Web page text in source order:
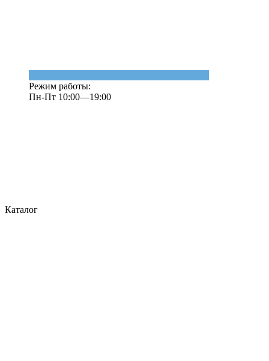
Режим работы:
Пн-Пт 10:00—19:00
Каталог